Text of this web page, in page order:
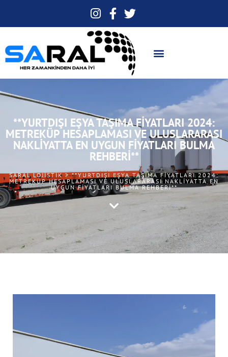
**YURTDIŞI EŞYA TAŞIMA FIYATLARI 2024:
METREKÜP HESAPLAMASI VE ULUSLARARASI
NAKLIYATTA EN UYGUN FIYATLARI BULMA
REHBERI**
SARAL LOJISTIK > **YURTDIŞI EŞYA TAŞIMA FIYATLARI 2024:
METREKÜP HESAPLAMASI VE ULUSLARARASI NAKLIYATTA EN
UYGUN FIYATLARI BULMA REHBERI**